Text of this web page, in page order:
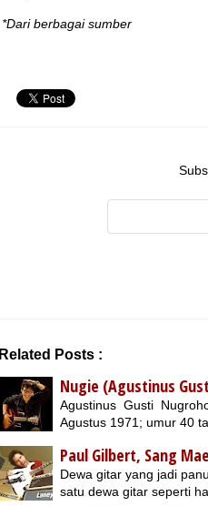
*Dari berbagai sumber
Related Posts :
Nugie (Agustinus
Agustinus Gusti
Agustus 1971; umur 40
Paul Gilbert, Sang
Dewa gitar yang jadi
satu dewa gitar seperti